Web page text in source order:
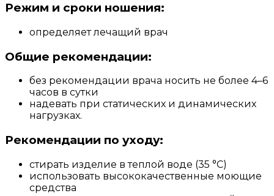
Режим и сроки ношения:
определяет лечащий врач
Общие рекомендации:
без рекомендации врача носить не более 4–6
часов в сутки
надевать при статических и динамических
нагрузках.
Рекомендации по уходу:
стирать изделие в теплой воде (35 °С)
использовать высококачественные моющие
средства